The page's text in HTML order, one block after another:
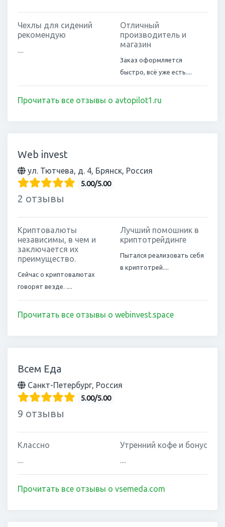
Чехлы для сидений
рекомендую
Отличный
производитель и
магазин
Заказ оформляется
быстро, всё уже есть....
Прочитать все отзывы о avtopilot1.ru
Web invest
ул. Тютчева, д. 4, Брянск, Россия
5.00/5.00
2 отзывы
Криптовалюты
независимы, в чем и
заключается их
преимущество.
Сейчас о криптовалютах
говорят везде. ....
Лучший помошник в
криптотрейдинге
Пытался реализовать себя
в криптотрей....
Прочитать все отзывы о webinvest.space
Всем Еда
Санкт-Петербург, Россия
5.00/5.00
9 отзывы
Классно
....
Утренний кофе и бонус
....
Прочитать все отзывы о vsemeda.com